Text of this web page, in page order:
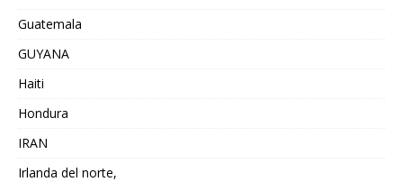
Guatemala
GUYANA
Haiti
Hondura
IRAN
Irlanda del norte,